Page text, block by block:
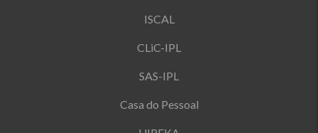
ISCAL
CLiC-IPL
SAS-IPL
Casa do Pessoal